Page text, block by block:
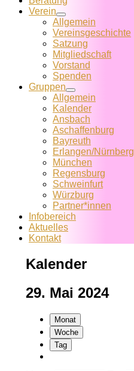
Verein
Allgemein
Vereins­geschichte
Satzung
Mitglied­schaft
Vorstand
Spenden
Gruppen
Allgemein
Kalender
Ansbach
Aschaffenburg
Bayreuth
Erlangen/Nürnberg
München
Regensburg
Schweinfurt
Würzburg
Partner*innen
Infobereich
Aktuelles
Kontakt
Kalender
29. Mai 2024
Monat
Woche
Tag